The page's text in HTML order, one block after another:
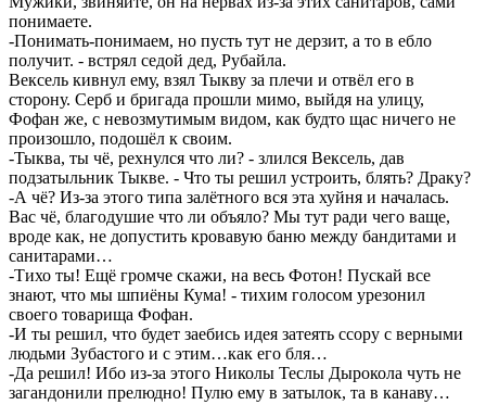
понимаете.
-Понимать-понимаем, но пусть тут не дерзит, а то в ебло
получит. - встрял седой дед, Рубайла.
Вексель кивнул ему, взял Тыкву за плечи и отвёл его в
сторону. Серб и бригада прошли мимо, выйдя на улицу,
Фофан же, с невозмутимым видом, как будто щас ничего не
произошло, подошёл к своим.
-Тыква, ты чё, рехнулся что ли? - злился Вексель, дав
подзатыльник Тыкве. - Что ты решил устроить, блять? Драку?
-А чё? Из-за этого типа залётного вся эта хуйня и началась.
Вас чё, благодушие что ли объяло? Мы тут ради чего ваще,
вроде как, не допустить кровавую баню между бандитами и
санитарами…
-Тихо ты! Ещё громче скажи, на весь Фотон! Пускай все
знают, что мы шпиёны Кума! - тихим голосом урезонил
своего товарища Фофан.
-И ты решил, что будет заебись идея затеять ссору с верными
людьми Зубастого и с этим…как его бля…
-Да решил! Ибо из-за этого Николы Теслы Дырокола чуть не
загандонили прелюдно! Пулю ему в затылок, та в канаву…